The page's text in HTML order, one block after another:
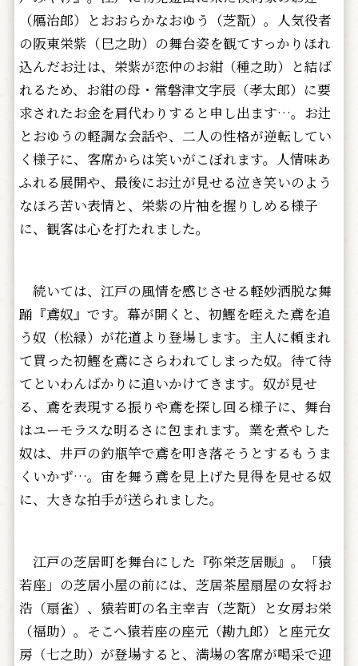
（鴈治郎）とおおらかなおゆう（芝翫）。人気役者
の阪東栄紫（巳之助）の舞台姿を観てすっかりほれ
込んだお辻は、栄紫が恋仲のお紺（種之助）と結ば
れるため、お紺の母・常磐津文字辰（孝太郎）に要
求されたお金を肩代わりすると申し出ます…。お辻
とおゆうの軽調な会話や、二人の性格が逆転してい
く様子に、客席からは笑いがこぼれます。人情味あ
ふれる展開や、最後にお辻が見せる泣き笑いのよう
なほろ苦い表情と、栄紫の片袖を握りしめる様子
に、観客は心を打たれました。
続いては、江戸の風情を感じさせる軽妙洒脱な舞
踊『鳶奴』です。幕が開くと、初鰹を咥えた鳶を追
う奴（松緑）が花道より登場します。主人に頼まれ
て買った初鰹を鳶にさらわれてしまった奴。待て待
てといわんばかりに追いかけてきます。奴が見せ
る、鳶を表現する振りや鳶を探し回る様子に、舞台
はユーモラスな明るさに包まれます。業を煮やした
奴は、井戸の釣瓶竿で鳶を叩き落そうとするもうま
くいかず…。宙を舞う鳶を見上げた見得を見せる奴
に、大きな拍手が送られました。
江戸の芝居町を舞台にした『弥栄芝居賑』。「猿
若座」の芝居小屋の前には、芝居茶屋扇屋の女将お
浩（扇雀）、猿若町の名主幸吉（芝翫）と女房お栄
（福助）。そこへ猿若座の座元（勘九郎）と座元女
房（七之助）が登場すると、満場の客席が喝采で迎